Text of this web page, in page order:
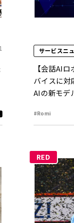
サービスニ
【会話AI
バイスに対
AIの新モデ
#Romi
RED